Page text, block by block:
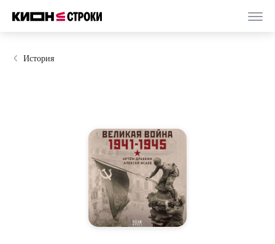
История